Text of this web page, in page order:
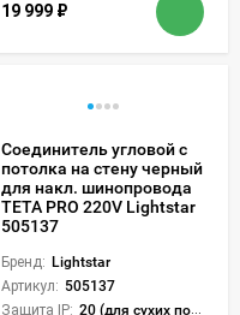
19 999 ₽
Соединитель угловой с
потолка на стену черный
для накл. шинопровода
TETA PRO 220V Lightstar
505137
Бренд: Lightstar
Артикул: 505137
Защита IP: 20 (для сухих пом.)